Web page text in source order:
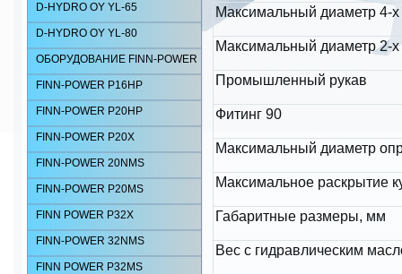
D-HYDRO OY YL-65
D-HYDRO OY YL-80
ОБОРУДОВАНИЕ FINN-POWER
FINN-POWER P16HP
FINN-POWER P20HP
FINN-POWER P20X
FINN-POWER 20NMS
FINN-POWER P20MS
FINN POWER P32X
FINN-POWER 32NMS
FINN POWER P32MS
Максимальный диаметр 4-х
Максимальный диаметр 2-х
Промышленный рукав
Фитинг 90
Максимальный диаметр
Максимальное раскрытие
Габаритные размеры, мм
Вес с гидравлическим